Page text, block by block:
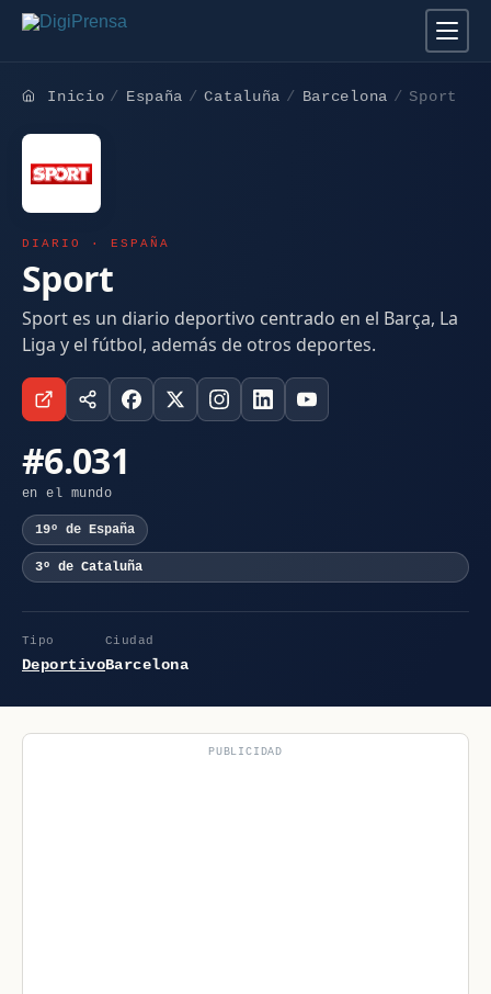
Inicio España Cataluña Barcelona Sport
DIARIO · ESPAÑA
Sport
Sport es un diario deportivo centrado en el Barça, La
Liga y el fútbol, además de otros deportes.
#6.031
en el mundo
19º de España
3º de Cataluña
Tipo
Deportivo
Ciudad
Barcelona
PUBLICIDAD